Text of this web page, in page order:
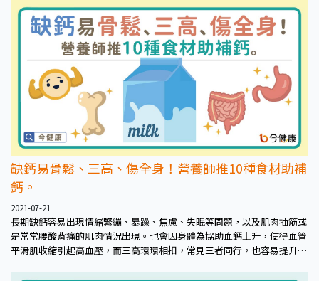
缺鈣易骨鬆、三高、傷全身！營養師推10種食材助補
鈣。
2021-07-21
長期缺鈣容易出現情緒緊繃、暴躁、焦慮、失眠等問題，以及肌肉抽筋或
是常常腰酸背痛的肌肉情況出現。也會因身體為協助血鈣上升，使得血管
平滑肌收縮引起高血壓，而三高環環相扣，常見三者同行，也容易提升
心、腦血管疾病的風險，進而使得心肌梗塞、腦中風的風險提升。